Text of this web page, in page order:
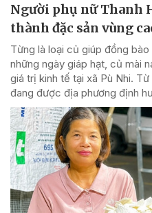
Người phụ nữ Thanh
thành đặc sản vùng
Từng là loại củ giúp đồng
những ngày giáp hạt, củ mài
giá trị kinh tế tại xã Pù Nhi.
đang được địa phương định